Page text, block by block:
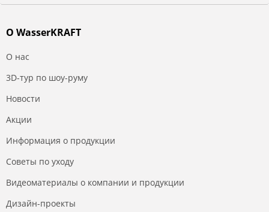
О WasserKRAFT
О нас
3D-тур по шоу-руму
Новости
Акции
Информация о продукции
Советы по уходу
Видеоматериалы о компании и продукции
Дизайн-проекты